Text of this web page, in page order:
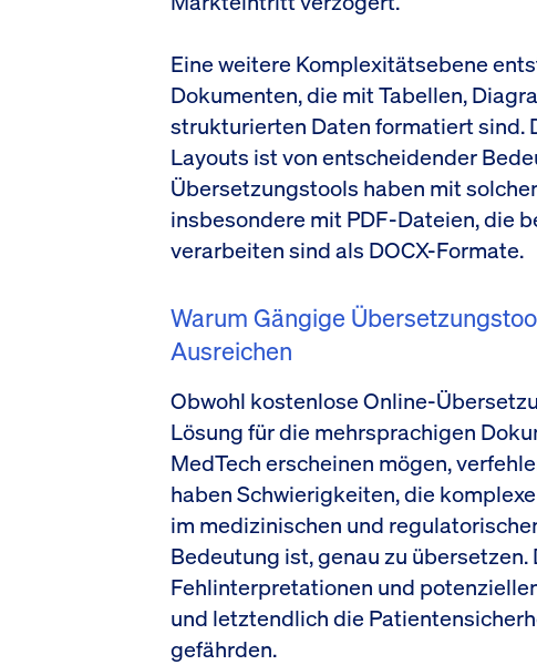
Eine weitere Komplexitätsebene
Dokumenten, die mit Tabellen,
strukturierten Daten formatiert sind.
Layouts ist von entscheidender
Übersetzungstools haben mit
insbesondere mit PDF-Dateien, die
verarbeiten sind als DOCX-Formate.
Warum Gängige
Ausreichen
Obwohl kostenlose Online-
Lösung für die mehrsprachigen
MedTech erscheinen mögen,
haben Schwierigkeiten, die
im medizinischen und
Bedeutung ist, genau zu
Fehlinterpretationen und
und letztendlich die
gefährden.